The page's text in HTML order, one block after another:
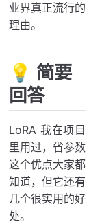
业界真正流行的
理由。
💡 简要
回答
LoRA 我在项目
里用过，省参数
这个优点大家都
知道，但它还有
几个很实用的好
处。